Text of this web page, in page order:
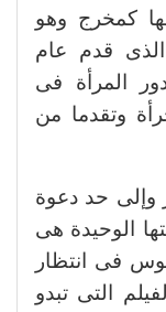
كمخرج وهو
قدم عام
المرأة فى
وتقدما من
وإلى حد دعوة
الوحيدة هى
فى انتظار
التى تبدو